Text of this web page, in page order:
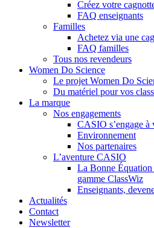
Créez votre
FAQ enseignants
Familles
Achetez via une
FAQ familles
Tous nos revendeurs
Women Do Science
Le projet Women Do
Du matériel pour vos
La marque
Nos engagements
CASIO s’engage à
Environnement
Nos partenaires
L’aventure CASIO
La Bonne
gamme ClassWiz
Enseignants,
Actualités
Contact
Newsletter